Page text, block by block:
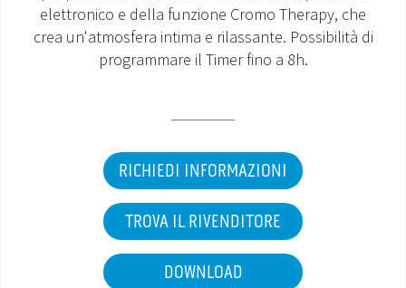
INCENTIVI E DETRAZIONI
ASSISTENZA E GARANZIE
elettronico e della funzione Cromo Therapy, che
crea un'atmosfera intima e rilassante. Possibilità di
programmare il Timer fino a 8h.
RICHIEDI INFORMAZIONI
TROVA IL RIVENDITORE
DOWNLOAD